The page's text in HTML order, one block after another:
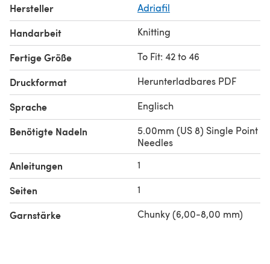
Hersteller Adriafil
Handarbeit Knitting
Fertige Größe To Fit: 42 to 46
Druckformat Herunterladbares PDF
Sprache Englisch
Benötigte Nadeln
5.00mm (US 8) Single Point
Needles
Anleitungen 1
Seiten 1
Garnstärke Chunky (6,00-8,00 mm)